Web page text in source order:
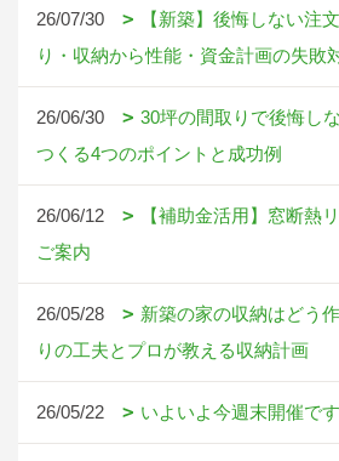
26/07/30
【新築】後悔しない注
り・収納から性能・資金計画の失敗
26/06/30
30坪の間取りで後悔し
つくる4つのポイントと成功例
26/06/12
【補助金活用】窓断
ご案内
26/05/28
新築の家の収納はどう
りの工夫とプロが教える収納計画
26/05/22 いよいよ今週末開催です